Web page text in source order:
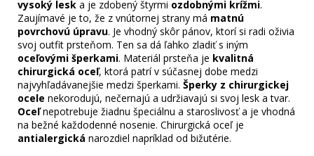
vysoký lesk a je zdobený štyrmi ozdobnými krížmi.
Zaujímavé je to, že z vnútornej strany má matnú
povrchovú úpravu. Je vhodný skôr pánov, ktorí si radi oživia
svoj outfit prsteňom. Ten sa dá ľahko zladiť s iným
oceľovými šperkami. Materiál prsteňa je kvalitná
chirurgická oceľ, ktorá patrí v súčasnej dobe medzi
najvyhľadávanejšie medzi šperkami. Šperky z chirurgickej
ocele nekorodujú, nečernajú a udržiavajú si svoj lesk a tvar.
Oceľnepotrebuje žiadnu špeciálnu a staroslivosť a je vhodná
na bežné každodenné nosenie. Chirurgická oceľ je
antialergická narozdiel napríklad od bižutérie.